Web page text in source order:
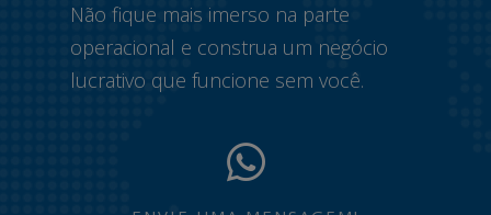
Não fique mais imerso na parte
operacional e construa um negócio
lucrativo que funcione sem você.